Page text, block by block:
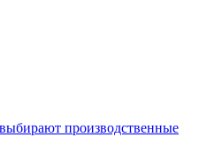
производственные